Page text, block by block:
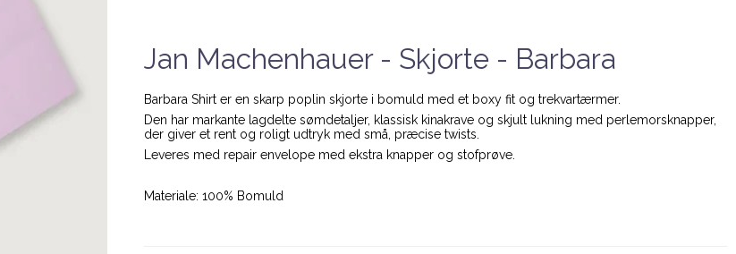
Jan Machenhauer - Skjorte - Barbara
Barbara Shirt er en skarp poplin skjorte i bomuld med et boxy fit og trekvartærmer.
Den har markante lagdelte sømdetaljer, klassisk kinakrave og skjult lukning med perlemorsknapper,
der giver et rent og roligt udtryk med små, præcise twists.
Leveres med repair envelope med ekstra knapper og stofprøve.
Materiale: 100% Bomuld